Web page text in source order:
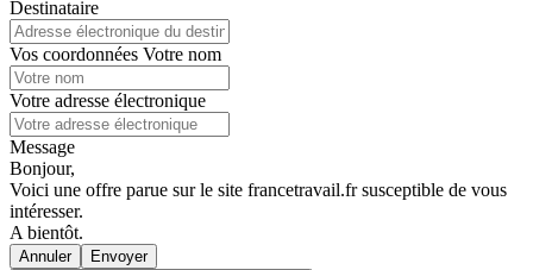
Destinataire
Vos coordonnées Votre nom
Votre adresse électronique
Message
Bonjour,
Voici une offre parue sur le site francetravail.fr susceptible de vous
intéresser.
A bientôt.
Annuler